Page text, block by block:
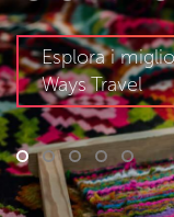
Esplora i
Ways Travel